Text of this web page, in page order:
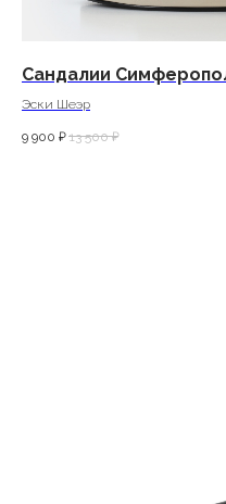
Сандалии
Эски Шеэр
9 900 ₽ 13 500 ₽